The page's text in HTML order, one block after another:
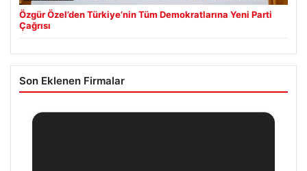
Özgür Özel’den Türkiye’nin Tüm Demokratlarına Yeni Parti
Çağrısı
Son Eklenen Firmalar